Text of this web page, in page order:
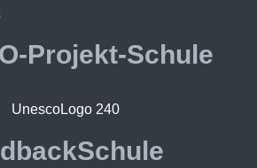
Projekt-Schule